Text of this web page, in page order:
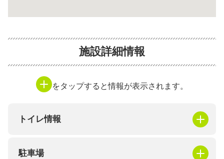
施設詳細情報
をタップすると情報が表示されます。
トイレ情報
駐車場